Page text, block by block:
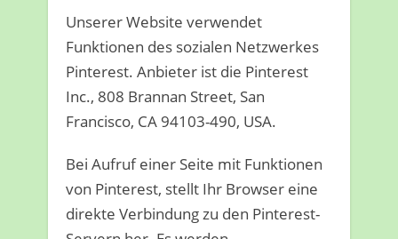
Unserer Website verwendet
Funktionen des sozialen Netzwerkes
Pinterest. Anbieter ist die Pinterest
Inc., 808 Brannan Street, San
Francisco, CA 94103-490, USA.
Bei Aufruf einer Seite mit Funktionen
von Pinterest, stellt Ihr Browser eine
direkte Verbindung zu den Pinterest-